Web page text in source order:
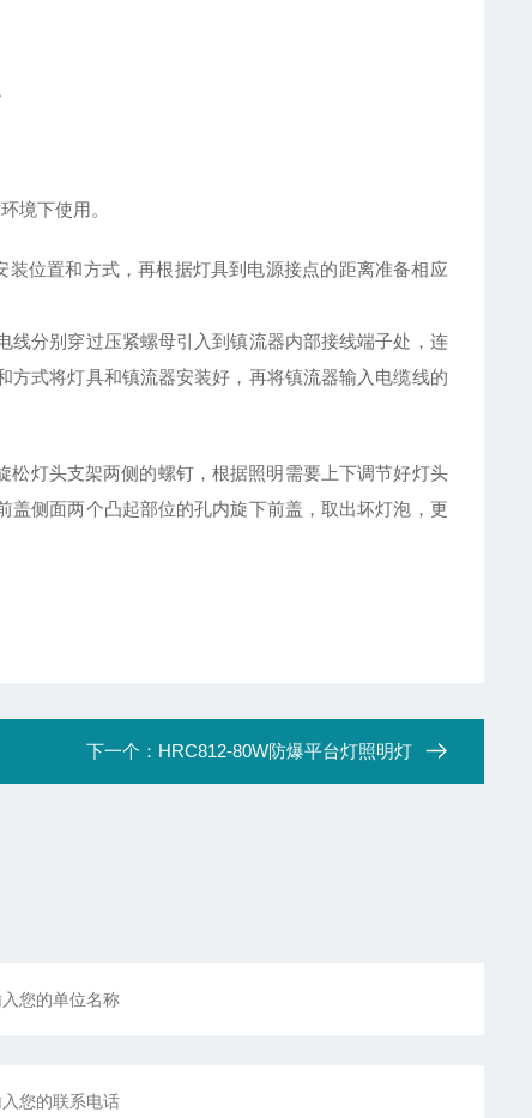
境下使用。
位置和方式，再根据灯具到电源接点的距离准备相应
分别穿过压紧螺母引入到镇流器内部接线端子处，连
式将灯具和镇流器安装好，再将镇流器输入电缆线的
灯头支架两侧的螺钉，根据照明需要上下调节好灯头
侧面两个凸起部位的孔内旋下前盖，取出坏灯泡，更
下一个： HRC812-80W防爆平台灯照明灯